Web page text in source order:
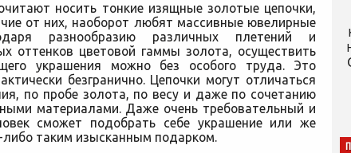
носить тонкие изящные золотые цепочки,
от них, наоборот любят массивные ювелирные
разнообразию различных плетений и
оттенков цветовой гаммы золота, осуществить
украшения можно без особого труда. Это
безгранично. Цепочки могут отличаться
по пробе золота, по весу и даже по сочетанию
материалами. Даже очень требовательный и
сможет подобрать себе украшение или же
либо таким изысканным подарком.